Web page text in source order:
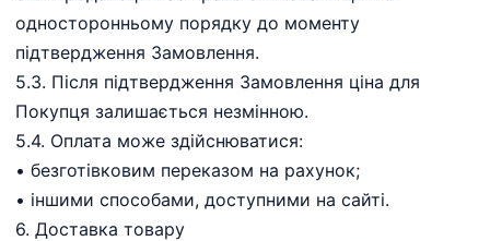
односторонньому порядку до моменту
підтвердження Замовлення.
5.3. Після підтвердження Замовлення ціна для
Покупця залишається незмінною.
5.4. Оплата може здійснюватися:
•⁠ ⁠безготівковим переказом на рахунок;
•⁠ ⁠іншими способами, доступними на сайті.
6.⁠ ⁠Доставка товару